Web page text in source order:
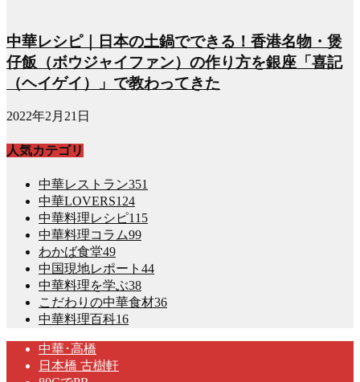
中華レシピ｜日本の土鍋でできる！香港名物・煲
仔飯（ボウジャイファン）の作り方を銀座「喜記
（ヘイゲイ）」で教わってきた
2022年2月21日
人気カテゴリ
中華レストラン351
中華LOVERS124
中華料理レシピ115
中華料理コラム99
わかば食堂49
中国現地レポート 44
中華料理を学ぶ38
こだわりの中華食材36
中華料理百科16
中華･高橋
日本橋 古樹軒